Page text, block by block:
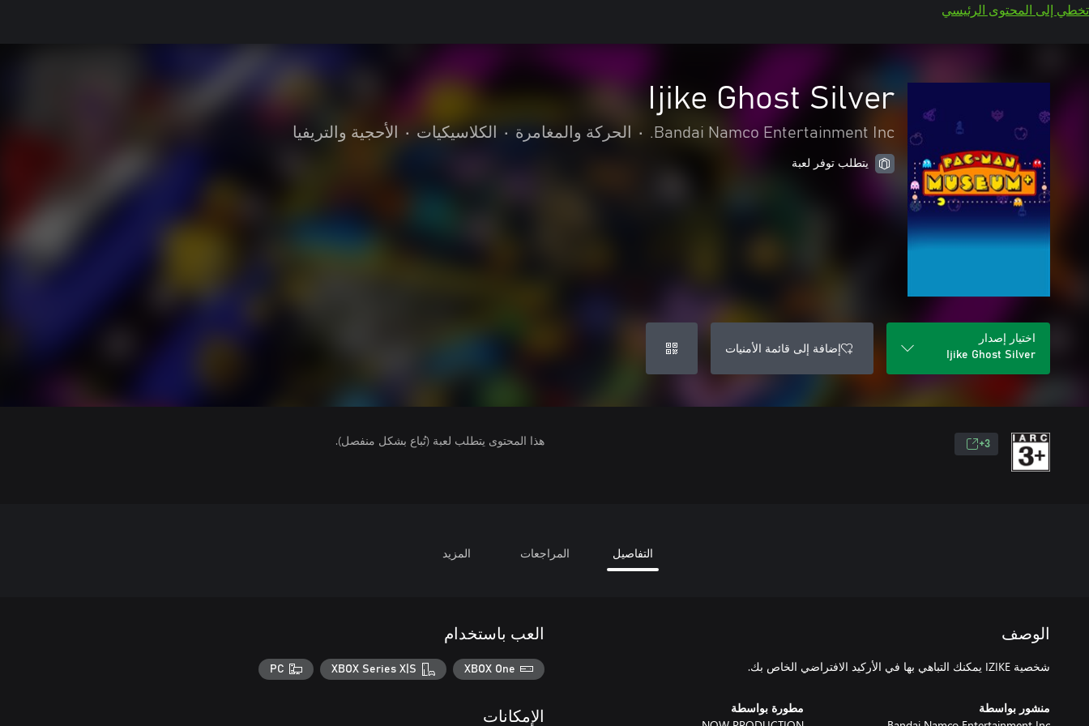
تخطي إلى المحتوى الرئيسي
Ijike Ghost Silver
Bandai Namco Entertainment Inc.
• الحركة والمغامرة • الكلاسيكيات • الأحجية والتريفيا
يتطلب توفر لعبة
اختيار إصدار
Ijike Ghost Silver
إضافة إلى قائمة الأمنيات
3+ هذا المحتوى يتطلب لعبة (تُباع بشكل منفصل).
التفاصيل المراجعات المزيد
الوصف
شخصية IZIKE يمكنك التباهي بها في الأركيد الافتراضي الخاص بك.
منشور بواسطة مطورة بواسطة
العب باستخدام
XBOX One
XBOX Series X|S
PC
الإمكانات